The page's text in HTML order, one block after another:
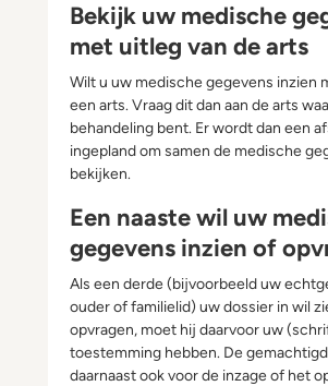
Bekijk uw medische
met uitleg van de arts
Wilt u uw medische gegevens inzien
een arts. Vraag dit dan aan de arts
behandeling bent. Er wordt dan een
ingepland om samen de medische
bekijken.
Een naaste wil uw
gegevens inzien of
Als een derde (bijvoorbeeld uw
ouder of familielid) uw dossier in wil
opvragen, moet hij daarvoor uw
toestemming hebben. De
daarnaast ook voor de inzage of het